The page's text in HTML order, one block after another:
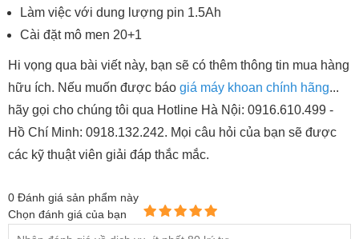
Làm việc với dung lượng pin 1.5Ah
Cài đặt mô men 20+1
Hi vọng qua bài viết này, bạn sẽ có thêm thông tin mua hàng
hữu ích. Nếu muốn được báo giá máy khoan chính hãng...
hãy gọi cho chúng tôi qua Hotline Hà Nội: 0916.610.499 -
Hồ Chí Minh: 0918.132.242. Mọi câu hỏi của bạn sẽ được
các kỹ thuật viên giải đáp thắc mắc.
0 Đánh giá sản phẩm này
Chọn đánh giá của bạn